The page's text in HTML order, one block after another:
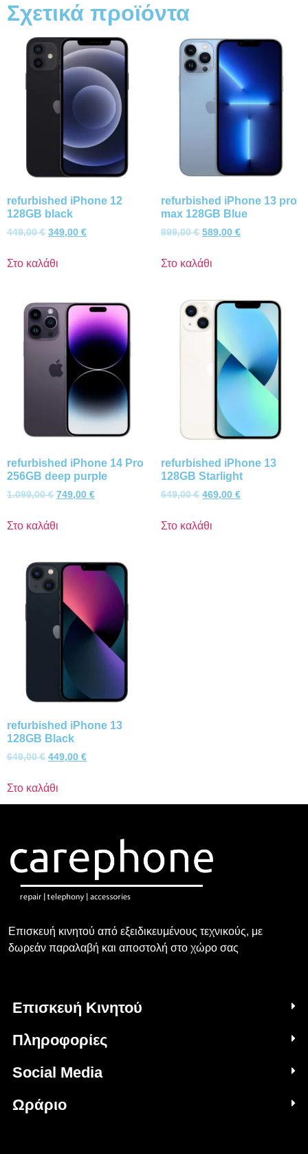
Σχετικά προϊόντα
refurbished iPhone 12
128GΒ black
449,00€ 349,00 €
Στο καλάθι
refurbished iPhone 13 pro
max 128GB Blue
899,00€ 589,00 €
Στο καλάθι
refurbished iPhone 14 Pro
256GB deep purple
1.099,00€ 749,00 €
Στο καλάθι
refurbished iPhone 13
128GB Starlight
649,00€ 469,00 €
Στο καλάθι
refurbished iPhone 13
128GB Black
649,00€ 449,00 €
Στο καλάθι
Επισκευή κινητού από εξειδικευμένους τεχνικούς, με
δωρεάν παραλαβή και αποστολή στο χώρο σας
Επισκευή Κινητού
Πληροφορίες
Social Media
Ωράριο